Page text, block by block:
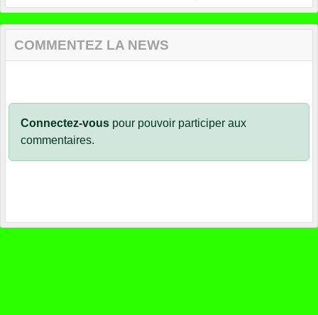
COMMENTEZ LA NEWS
Connectez-vous pour pouvoir participer aux
commentaires.